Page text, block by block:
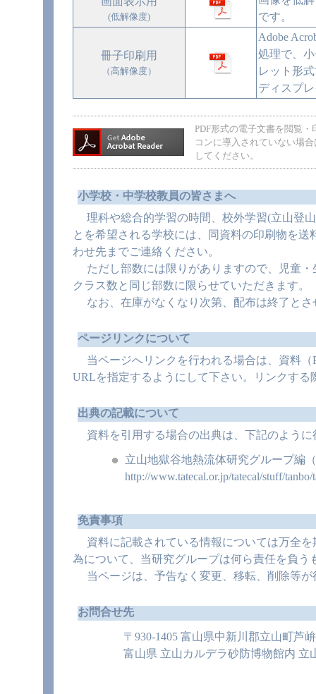
(低解像度)
です。
冊子印刷用
（高解像度）
Adobe
処理で、
レット形
ディスプ
PDF形式の電子文書を閲覧・
コンに導入されていない場
してください。
小学校・中学校教員の皆さまへ
理科や総合的学習の時間、校外学習(立山登
とを希望される学校には、同資料の印刷物を
わせ先までご連絡ください。
ただし部数には限りがありますので、児童・
クラス数と同じ部数に限らせていただきます。
なお、在庫がなくなり次第、配布は終了とさ
ページリンクについて
当ページへリンクを行われる場合は、資料（
URLを指定するようにして下さい。リンクす
出典の記載について
資料を引用する場合の出典は、下記のように
立山地獄谷地熱流体研究グループ編
http://www.tatecal.or.jp/tatecal/stuff/
免責事項
資料に記載されている情報については万全を
為について、当研究グループは何ら責任を負う
当ページは、予告なく変更、移転、削除等が
お問合せ先
〒930-1405 富山県中新川郡立山町芦
富山県 立山カルデラ砂防博物館内 立